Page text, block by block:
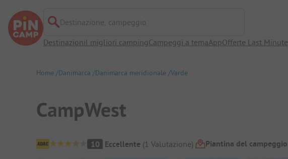
Destinazione, campeggio
DestinazioniI migliori campingCampeggi a temaAppOfferte Last Minute
Home Danimarca Danimarca meridionale Varde
CampWest
Panoramica del campeggio
10 Eccellente (1 Valutazione) Piantina del campeggio